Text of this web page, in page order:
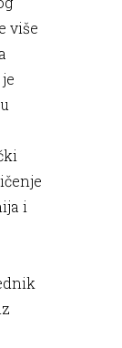
više
i